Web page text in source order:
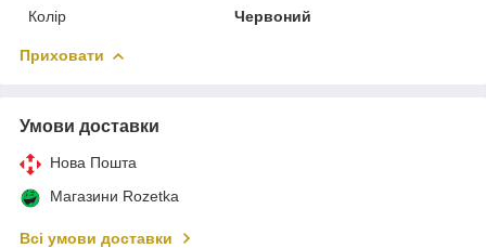
Колір
Червоний
Приховати
Умови доставки
Нова Пошта
Магазини Rozetka
Всі умови доставки